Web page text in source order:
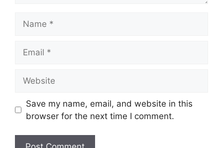
Save my name, email, and website in this
browser for the next time I comment.